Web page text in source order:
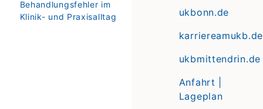
Behandlungsfehler im
Klinik- und Praxisalltag
ukbonn.de
karriereamukb.de
ukbmittendrin.de
Anfahrt |
Lageplan